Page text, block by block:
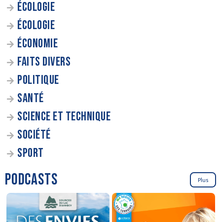
ÉCOLOGIE
ÉCOLOGIE
ÉCONOMIE
FAITS DIVERS
POLITIQUE
SANTÉ
SCIENCE ET TECHNIQUE
SOCIÉTÉ
SPORT
PODCASTS Plus